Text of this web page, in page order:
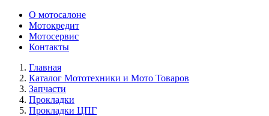
О мотосалоне
Мотокредит
Мотосервис
Контакты
Главная
Каталог Мототехники и Мото Товаров
Запчасти
Прокладки
Прокладки ЦПГ